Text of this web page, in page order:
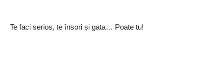
Te faci serios, te însori și gata… Poate tu!